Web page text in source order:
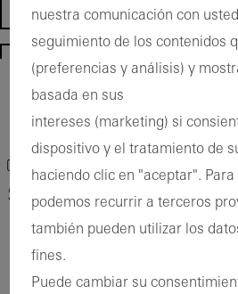
Volver a los productos
Guardar producto como
Schüco Building
nuestra comunicación con
seguimiento de los contenidos
(preferencias y análisis) y
basada en sus
intereses (marketing) si
dispositivo y el tratamiento de
haciendo clic en "aceptar".
podemos recurrir a terceros
también pueden utilizar los
fines.
Puede cambiar su